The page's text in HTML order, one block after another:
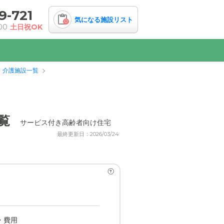
721
土日祝OK
0 気になる施設リスト
介護施設一覧
サービス付き高齢者向け住宅
最終更新日：2026/03/24
?
費用